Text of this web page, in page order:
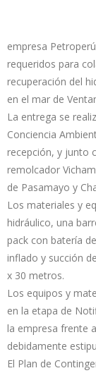
empresa
requeridos para
recuperación del
en el mar de
La entrega se
Conciencia
recepción, y junto
remolcador
de Pasamayo y
Los materiales y
hidráulico, una
pack con batería
inflado y succión
x 30 metros.
Los equipos y
en la etapa de
la empresa frente
debidamente
El Plan de